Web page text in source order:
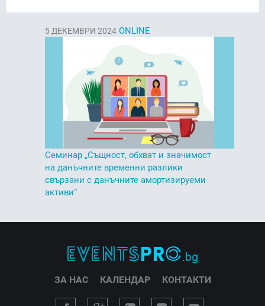
5 ДЕКЕМВРИ 2024 ONLINE
Семинар „Същност, обхват и значимост
на данъчните временни разлики
свързани с данъчните амортизируеми
активи“
ЗА НАС КАЛЕНДАР КОНТАКТИ